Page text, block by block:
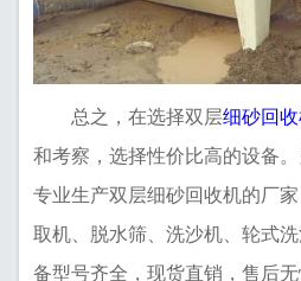
总之，在选择双层细砂回
和考察，选择性价比高的设备
专业生产双层细砂回收机的厂
取机、脱水筛、洗沙机、轮式
备型号齐全，现货直销，售后